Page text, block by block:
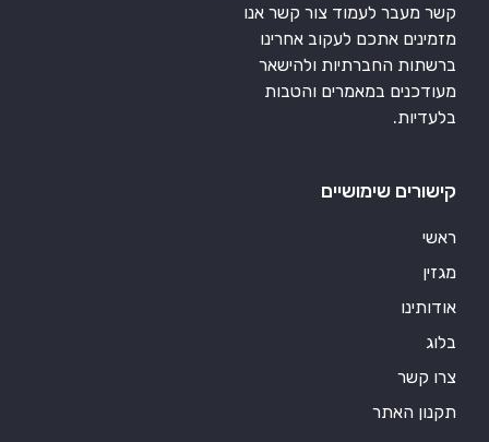
קשר מעבר לעמוד צור קשר אנו
מזמינים אתכם לעקוב אחרינו
ברשתות החברתיות ולהישאר
מעודכנים במאמרים והטבות
בלעדיות.
קישורים שימושיים
ראשי
מגזין
אודותינו
בלוג
צרו קשר
תקנון האתר